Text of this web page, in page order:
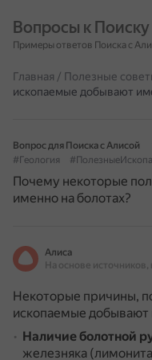
Вопросы к Поиску
Примеры ответов Поиска с
Главная / Полезные
ископаемые добывают
Вопрос для Поиска с Алисой
#Геология
Почему некоторые
именно на болотах?
Алиса
Некоторые причины,
ископаемые добывают
Наличие болотной
железняка